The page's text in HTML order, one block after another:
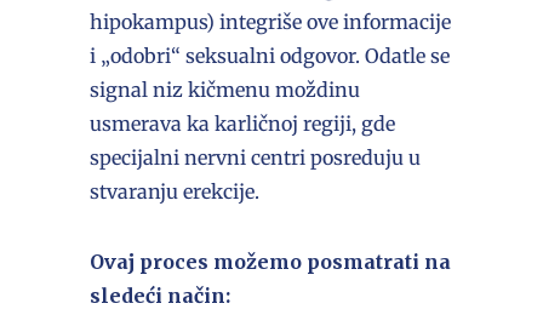
hipokampus) integriše ove informacije
i „odobri“ seksualni odgovor. Odatle se
signal niz kičmenu moždinu
usmerava ka karličnoj regiji, gde
specijalni nervni centri posreduju u
stvaranju erekcije.
Ovaj proces možemo posmatrati na
sledeći način: